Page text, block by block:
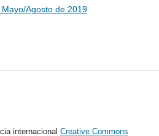
Agosto de 2019
internacional Creative Commons